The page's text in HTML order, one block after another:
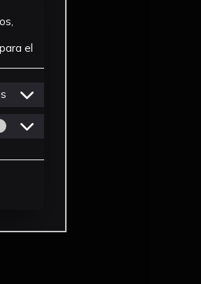
el
cookies de Personalizacion